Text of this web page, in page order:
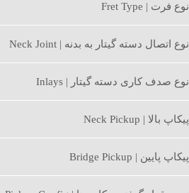
نوع فرت | Fret Type
نوع اتصال دسته گیتار به بدنه | Neck Joint
نوع صدف کاری دسته گیتار | Inlays
پیکاپ بالا | Neck Pickup
پیکاپ پایین | Bridge Pickup